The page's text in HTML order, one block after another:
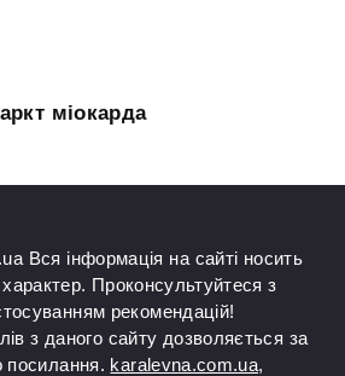
міокарда
Вся інформація на сайті носить
Проконсультуйтеся з
рекомендацій!
з даного сайту дозволяється за
посилання. karalevna.com.ua,